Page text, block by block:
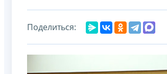
Поделиться: